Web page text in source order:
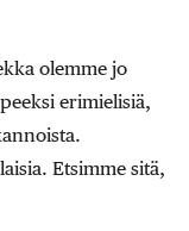
olemme jo
erimielisiä,
Etsimme sitä,